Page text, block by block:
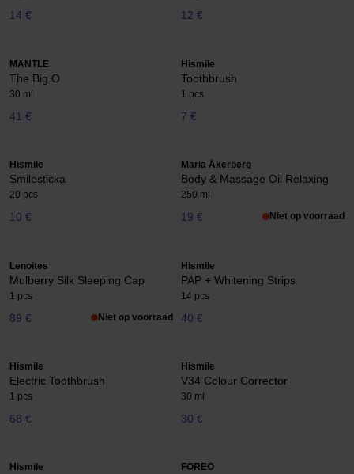
14 € 12 €
MANTLE
The Big O
30 ml
41 €
Hismile
Toothbrush
1 pcs
7 €
Hismile
Smilesticka
20 pcs
10 €
Maria Åkerberg
Body & Massage Oil Relaxing
250 ml
19 € Niet op voorraad
Lenoites
Mulberry Silk Sleeping Cap
1 pcs
89 € Niet op voorraad
Hismile
PAP + Whitening Strips
14 pcs
40 €
Hismile
Electric Toothbrush
1 pcs
68 €
Hismile
V34 Colour Corrector
30 ml
30 €
Hismile FOREO